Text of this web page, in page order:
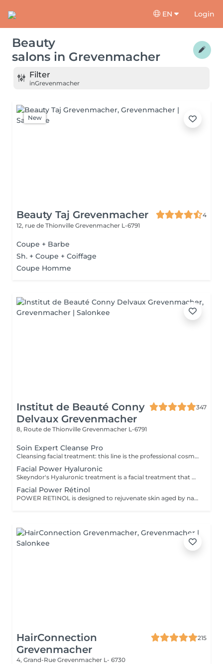
EN Login
Beauty
salons in Grevenmacher
Filter
inGrevenmacher
New
Beauty Taj Grevenmacher
4
12, rue de Thionville Grevenmacher L-6791
Coupe + Barbe
Sh. + Coupe + Coiffage
Coupe Homme
Institut de Beauté Conny
Delvaux Grevenmacher
347
8, Route de Thionville Grevenmacher L-6791
Soin Expert Cleanse Pro
Cleansing facial treatment: this line is the professional cosmetic line in the field of facial dermohygiene. Expert Cleanse Pro has been formulated with environmentally friendly products and is ideal for preparing the skin in addition to thorough cleansing and care.
Facial Power Hyaluronic
Skeyndor's Hyaluronic treatment is a facial treatment that uses hyaluronic acid to moisturise, tighten the skin and promote a plumper appearance. It revitalises drier skin, smooths fine lines and improves skin texture through intensive moisturisation and nourishing ingredients.
Facial Power Rétinol
POWER RETINOL is designed to rejuvenate skin aged by natural causes or by the sun (photoageing).
HairConnection
Grevenmacher
215
4, Grand-Rue Grevenmacher L- 6730